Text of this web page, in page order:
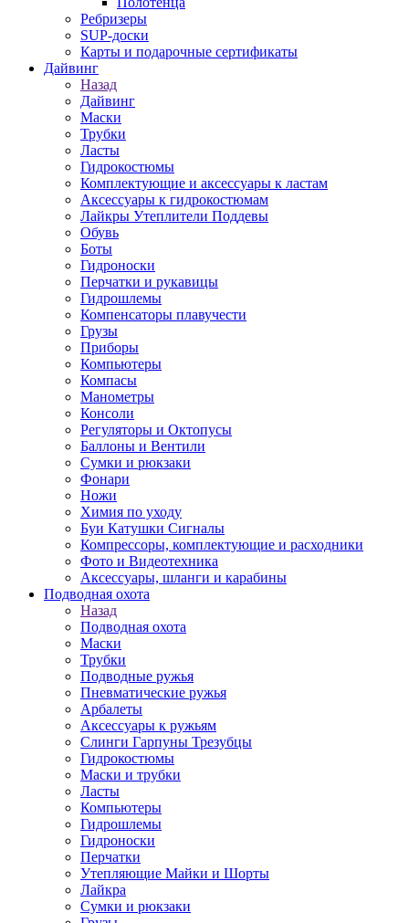
Ребризеры
SUP-доски
Карты и подарочные сертификаты
Дайвинг
Назад
Дайвинг
Маски
Трубки
Ласты
Гидрокостюмы
Комплектующие и аксессуары к ластам
Аксессуары к гидрокостюмам
Лайкры Утеплители Поддевы
Обувь
Боты
Гидроноски
Перчатки и рукавицы
Гидрошлемы
Компенсаторы плавучести
Грузы
Приборы
Компьютеры
Компасы
Манометры
Консоли
Регуляторы и Октопусы
Баллоны и Вентили
Сумки и рюкзаки
Фонари
Ножи
Химия по уходу
Буи Катушки Сигналы
Компрессоры, комплектующие и расходники
Фото и Видеотехника
Аксессуары, шланги и карабины
Подводная охота
Назад
Подводная охота
Маски
Трубки
Подводные ружья
Пневматические ружья
Арбалеты
Аксессуары к ружьям
Слинги Гарпуны Трезубцы
Гидрокостюмы
Маски и трубки
Ласты
Компьютеры
Гидрошлемы
Гидроноски
Перчатки
Утепляющие Майки и Шорты
Лайкра
Сумки и рюкзаки